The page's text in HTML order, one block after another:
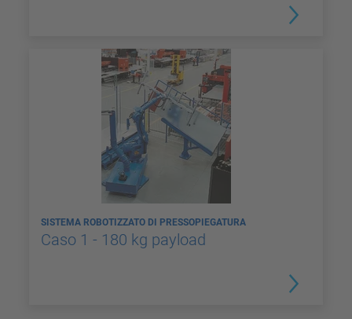
SISTEMA ROBOTIZZATO DI PRESSOPIEGATURA
Caso 1 - 180 kg payload